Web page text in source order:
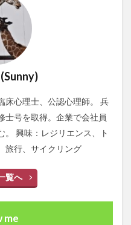
床心理士、公認心理師。 兵
士号を取得。企業で会社員
。 興味：レジリエンス、ト
旅行、サイクリング
覧へ
me